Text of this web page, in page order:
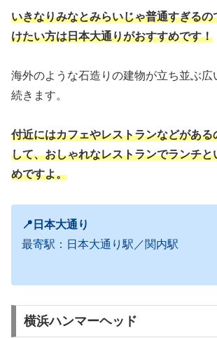
いきなりみなとみらいじゃ普通すぎるの
けたい方は日本大通りがおすすめです！
海外のような石造りの建物が立ち並ぶ広
続きます。
付近にはカフェやレストランなどがある
して、おしゃれなレストランでランチと
めですよ。
📍日本大通り
最寄駅：日本大通り駅／関内駅
横浜ハンマーヘッド